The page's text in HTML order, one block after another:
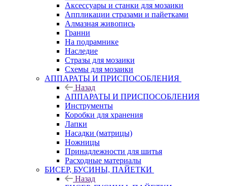
Аксессуары и станки для мозаики
Аппликации стразами и пайетками
Алмазная живопись
Гранни
На подрамнике
Наследие
Стразы для мозаики
Схемы для мозаики
АППАРАТЫ И ПРИСПОСОБЛЕНИЯ
Назад
АППАРАТЫ И ПРИСПОСОБЛЕНИЯ
Инструменты
Коробки для хранения
Лапки
Насадки (матрицы)
Ножницы
Принадлежности для шитья
Расходные материалы
БИСЕР, БУСИНЫ, ПАЙЕТКИ
Назад